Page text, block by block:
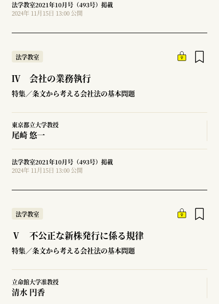
法学教室2021年10月号（493号）掲載
2024年 11月15日 13:00 公開
法学教室
Ⅳ 会社の業務執行
特集／条文から考える会社法の基本問題
東京都立大学教授
尾崎 悠一
法学教室2021年10月号（493号）掲載
2024年 11月15日 13:00 公開
法学教室
Ⅴ 不公正な新株発行に係る規律
特集／条文から考える会社法の基本問題
立命館大学准教授
清水 円香